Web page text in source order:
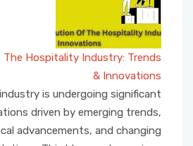
The Hospitality Industry: Trends
& Innovations
is undergoing significant
driven by emerging trends,
advancements, and changing